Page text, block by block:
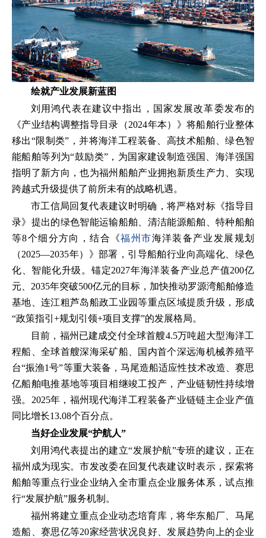
绘就产业发展新蓝图
刘用鸿代表在建议中指出，国家发展改革委发布的
《产业结构调整指导目录（2024年本）》将船舶行业整体
移出“限制类”，并将海洋工程装备、高技术船舶、绿色智
能船舶等列为“鼓励类”，为国家建设制造强国、海洋强国
指明了新方向，也为福州船舶产业拥抱新质生产力、实现
跨越式升级提供了前所未有的战略机遇。
市工信局回复代表建议时明确，将严格对标《指导目
录》提出的绿色智能运输船舶、清洁能源船舶、特种船舶
等8个细分方向，结合《福州市海洋装备产业发展规划
（2025—2035年）》部署，引导船舶行业向高端化、绿色
化、智能化升级。锚定2027年海洋装备产业总产值200亿
元、2035年突破500亿元的目标，加快推动罗源湾船舶修造
基地、连江粗芦岛船政工业园等重点区域提质升级，形成
“政策指引+规划引领+项目支撑”的发展格局。
目前，福州已建成交付全球首艘4.5万吨超大型海洋工
程船、全球首艘深海采矿船、国内首个深远海机械养殖平
台“振渔1号”等重大装备，马尾造船适应性技术改造、赛思
亿船舶电推基地等项目相继竣工投产，产业链韧性持续增
强。2025年，福州现代海洋工程装备产业链链主企业产值
同比增长13.08个百分点。
当好企业发展“护航人”
刘用鸿代表提出的建立“发展护航”专班的建议，正在
福州成为现实。市发改委在回复代表建议时表示，探索将
船舶等重点行业企业纳入全市重点企业服务体系，试点推
行“发展护航”服务机制。
福州将建立重点企业动态培育库，将华东船厂、马尾
造船、赛思亿等20家经营状况良好、发展趋势向上的企业